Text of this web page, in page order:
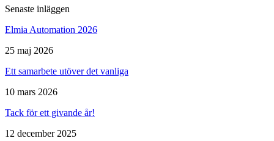
Senaste inläggen
Elmia Automation 2026
25 maj 2026
Ett samarbete utöver det vanliga
10 mars 2026
Tack för ett givande år!
12 december 2025